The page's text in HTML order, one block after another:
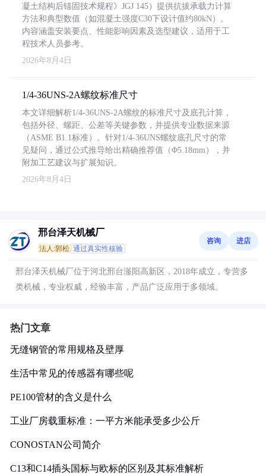
凝土结构后锚固技术规程》JGJ 145）提供抗拔承载力计算
方法和典型数值（如混凝土强度C30下设计值约80kN）。
内容涵盖安装要点、性能影响因素及选型建议，适用于工
程技术人员参考。
2026年8月4日
1/4-36UNS-2A螺纹标准尺寸
本文详细解析1/4-36UNS-2A螺纹的标准尺寸及底孔计算，
包括外径、螺距、公差等关键参数，并提供专业数据来源
（ASME B1.1标准）。针对1/4-36UNS螺纹底孔尺寸的常
见疑问，通过公式推导给出精确推荐值（Φ5.18mm），并
附加工艺建议与扩展知识。
2026年8月4日
邢台泽天机械厂
法人:郭松 通过真实性核验
咨询 进店
邢台泽天机械厂位于河北邢台滏阳高新区，2018年成立，专营多
类机械，专业权威，经验丰富，产品广泛应用于多领域。
热门文章
无缝钢管的常用规格及壁厚
生活中常见的传感器有哪些呢
PE100管材的含义是什么
工业厂房载重标准：一平方米能承受多少公斤
CONOSTAN公司简介
C13和C14插头国标与欧标的区别及其标准解析